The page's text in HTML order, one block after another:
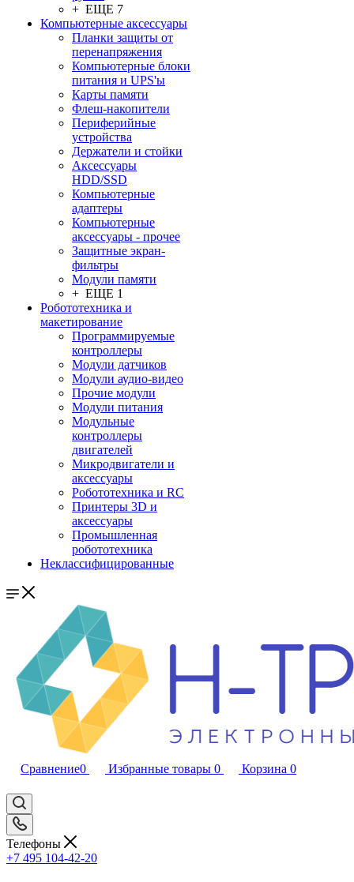
+ ЕЩЕ 7
Компьютерные аксессуары
Планки защиты от
перенапряжения
Компьютерные блоки
питания и UPS'ы
Карты памяти
Флеш-накопители
Периферийные
устройства
Держатели и стойки
Аксессуары
HDD/SSD
Компьютерные
адаптеры
Компьютерные
аксессуары - прочее
Защитные экран-
фильтры
Модули памяти
+ ЕЩЕ 1
Робототехника и
макетирование
Программируемые
контроллеры
Модули датчиков
Модули аудио-видео
Прочие модули
Модули питания
Модульные
контроллеры
двигателей
Микродвигатели и
аксессуары
Робототехника и RC
Принтеры 3D и
аксессуары
Промышленная
робототехника
Неклассифицированные
Сравнение0 Избранные товары 0 Корзина 0
Телефоны
+7 495 104-42-20